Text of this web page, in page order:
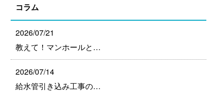
コラム
2026/07/21
教えて！マンホールと…
2026/07/14
給水管引き込み工事の…